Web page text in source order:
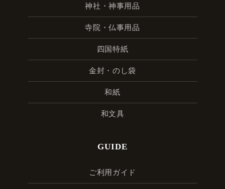
神社・神事用品
寺院・仏事用品
四国特紙
金封・のし袋
和紙
和文具
GUIDE
ご利用ガイド